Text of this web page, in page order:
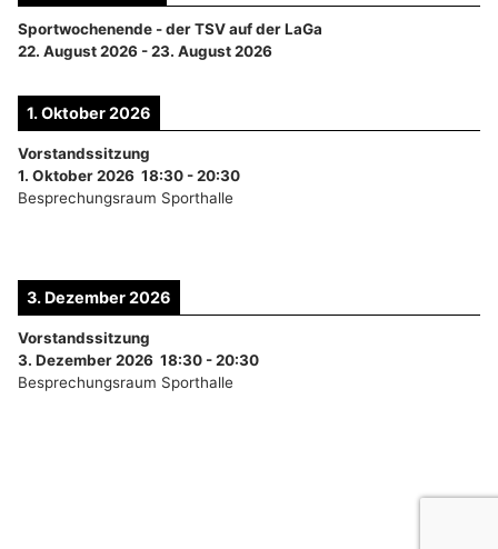
Sportwochenende - der TSV auf der LaGa
22. August 2026 -23. August 2026
1. Oktober 2026
Vorstandssitzung
1. Oktober 2026 18:30 -20:30
Besprechungsraum Sporthalle
3. Dezember 2026
Vorstandssitzung
3. Dezember 2026 18:30 -20:30
Besprechungsraum Sporthalle